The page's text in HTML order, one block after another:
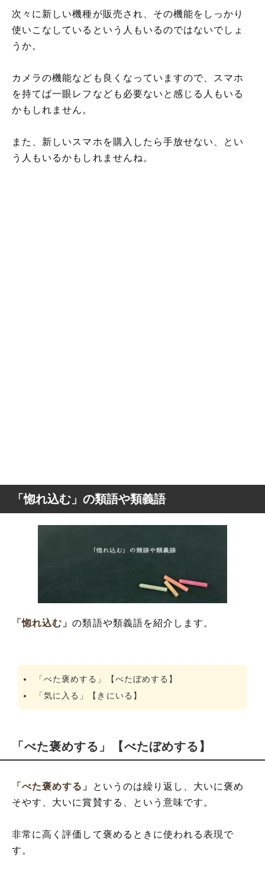
次々に新しい機種が販売され、その機能をしっかり
使いこなしているという人もいるのではないでしょ
うか。
カメラの機能なども良くなっていますので、スマホ
を持てば一眼レフなども必要ないと感じる人もいる
かもしれません。
また、新しいスマホを購入したら手放せない、とい
う人もいるかもしれませんね。
「惚れ込む」の類語や類義語
「惚れ込む」の類語や類義語を紹介します。
「べた褒めする」【べたぼめする】
「気に入る」【きにいる】
「べた褒めする」【べたぼめする】
「べた褒めする」
というのは繰り返し、大いに褒め
そやす、大いに賞賛する、という意味です。
非常に高く評価して褒めるときに使われる表現で
す。